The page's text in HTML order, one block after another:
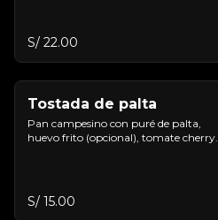
S/ 22.00
Tostada de palta
Pan campesino con puré de palta,
huevo frito (opcional), tomate cherry.
S/ 15.00